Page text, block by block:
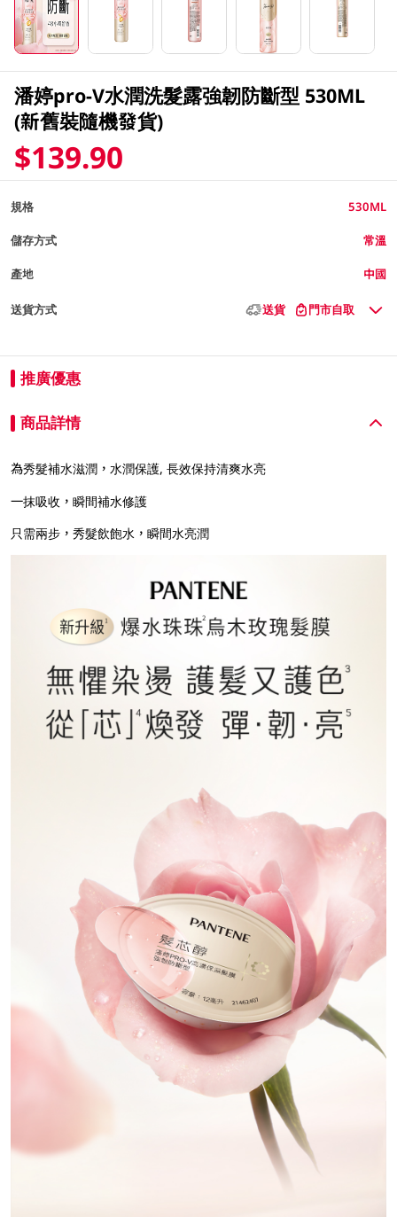
潘婷pro-V水潤洗髮露強韌防斷型 530ML
(新舊裝隨機發貨)
$139.90
規格 530ML
儲存方式 常溫
產地 中國
送貨方式 送貨 門市自取
推廣優惠
商品詳情
為秀髮補水滋潤，水潤保護, 長效保持清爽水亮
一抹吸收，瞬間補水修護
只需兩步，秀髮飲飽水，瞬間水亮潤